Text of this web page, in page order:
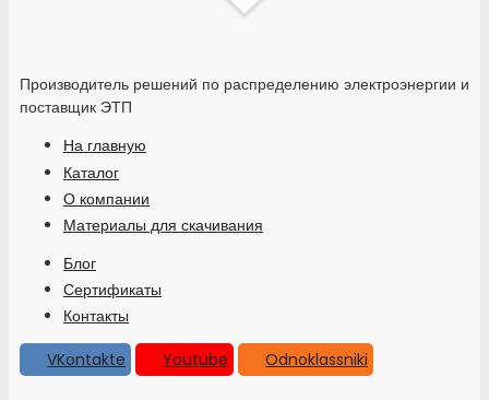
Производитель решений по распределению электроэнергии и
поставщик ЭТП
На главную
Каталог
О компании
Материалы для скачивания
Блог
Сертификаты
Контакты
VKontakte
Youtube Odnoklassniki